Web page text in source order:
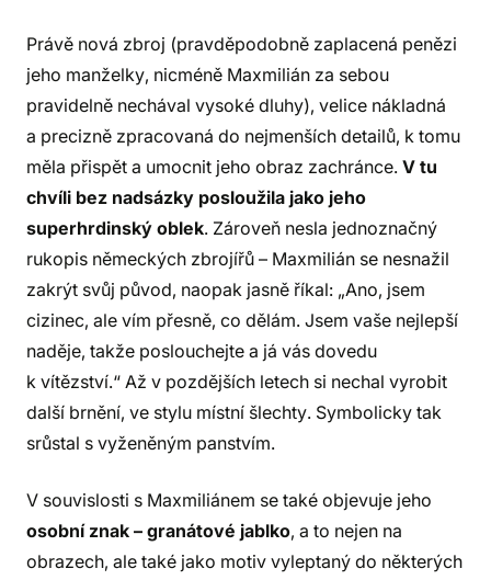
Právě nová zbroj (pravděpodobně zaplacená penězi
jeho manželky, nicméně Maxmilián za sebou
pravidelně nechával vysoké dluhy), velice nákladná
a precizně zpracovaná do nejmenších detailů, k tomu
měla přispět a umocnit jeho obraz zachránce. V tu
chvíli bez nadsázky posloužila jako jeho
superhrdinský oblek. Zároveň nesla jednoznačný
rukopis německých zbrojířů – Maxmilián se nesnažil
zakrýt svůj původ, naopak jasně říkal: „Ano, jsem
cizinec, ale vím přesně, co dělám. Jsem vaše nejlepší
naděje, takže poslouchejte a já vás dovedu
k vítězství.“ Až v pozdějších letech si nechal vyrobit
další brnění, ve stylu místní šlechty. Symbolicky tak
srůstal s vyženěným panstvím.
V souvislosti s Maxmiliánem se také objevuje jeho
osobní znak – granátové jablko, a to nejen na
obrazech, ale také jako motiv vyleptaný do některých